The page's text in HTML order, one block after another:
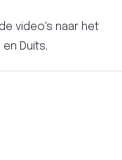
video's naar het
en Duits.